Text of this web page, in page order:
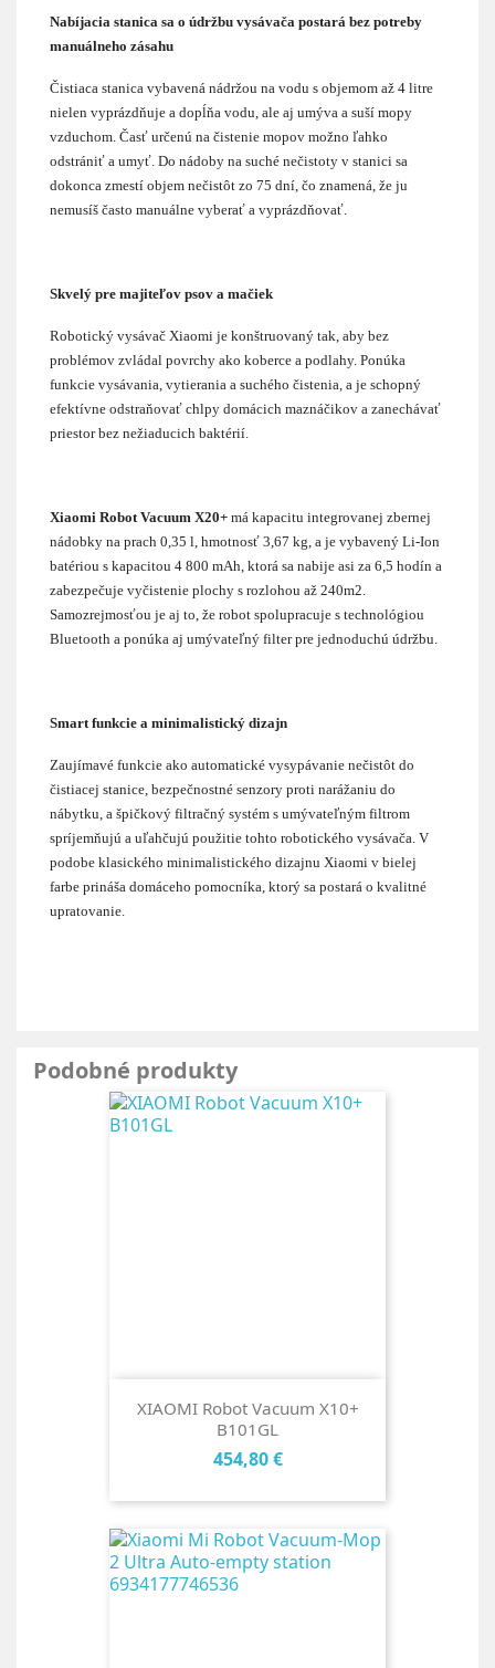
Nabíjacia stanica sa o údržbu vysávača postará bez potreby
manuálneho zásahu
Čistiaca stanica vybavená nádržou na vodu s objemom až 4 litre
nielen vyprázdňuje a dopĺňa vodu, ale aj umýva a suší mopy
vzduchom. Časť určenú na čistenie mopov možno ľahko
odstrániť a umyť. Do nádoby na suché nečistoty v stanici sa
dokonca zmestí objem nečistôt zo 75 dní, čo znamená, že ju
nemusíš často manuálne vyberať a vyprázdňovať.
Skvelý pre majiteľov psov a mačiek
Robotický vysávač Xiaomi je konštruovaný tak, aby bez
problémov zvládal povrchy ako koberce a podlahy. Ponúka
funkcie vysávania, vytierania a suchého čistenia, a je schopný
efektívne odstraňovať chlpy domácich maznáčikov a zanechávať
priestor bez nežiaducich baktérií.
Xiaomi Robot Vacuum X20+ má kapacitu integrovanej zbernej
nádobky na prach 0,35 l, hmotnosť 3,67 kg, a je vybavený Li-Ion
batériou s kapacitou 4 800 mAh, ktorá sa nabije asi za 6,5 hodín a
zabezpečuje vyčistenie plochy s rozlohou až 240m2.
Samozrejmosťou je aj to, že robot spolupracuje s technológiou
Bluetooth a ponúka aj umývateľný filter pre jednoduchú údržbu.
Smart funkcie a minimalistický dizajn
Zaujímavé funkcie ako automatické vysypávanie nečistôt do
čistiacej stanice, bezpečnostné senzory proti narážaniu do
nábytku, a špičkový filtračný systém s umývateľným filtrom
spríjemňujú a uľahčujú použitie tohto robotického vysávača. V
podobe klasického minimalistického dizajnu Xiaomi v bielej
farbe prináša domáceho pomocníka, ktorý sa postará o kvalitné
upratovanie.
Podobné produkty
XIAOMI Robot Vacuum X10+
B101GL
Cena
454,80 €